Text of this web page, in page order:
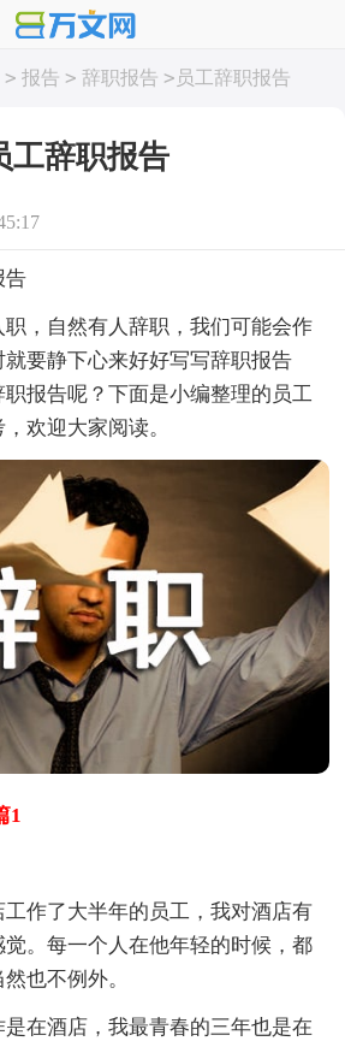
> 报告 > 辞职报告 > 员工辞职报告
工辞职报告
告
，自然有人辞职，我们可能会作
要静下心来好好写写辞职报告
报告呢？下面是小编整理的员工
欢迎大家阅读。
1
作了大半年的员工，我对酒店有
。每一个人在他年轻的时候，都
也不例外。
酒店，我最青春的三年也是在